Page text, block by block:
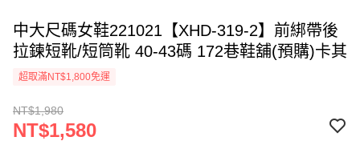
中大尺碼女鞋221021【XHD-319-2】前綁帶後
拉鍊短靴/短筒靴 40-43碼 172巷鞋舖(預購)卡其
超取滿NT$1,800免運
NT$1,980
NT$1,580